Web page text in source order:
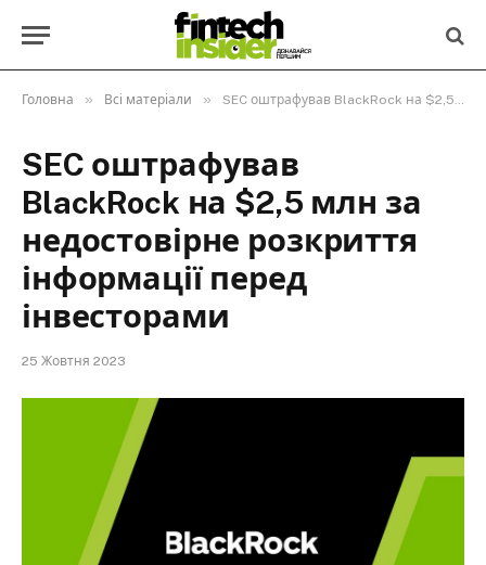
Головна » Всі матеріали » SEC оштрафував BlackRock на $2,5 млн за недостовірне розкриття інформації перед інвесторами
SEC оштрафував
BlackRock на $2,5 млн за
недостовірне розкриття
інформації перед
інвесторами
25 Жовтня 2023